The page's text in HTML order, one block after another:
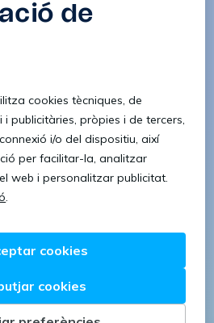
1 lletra minúscula
1 número